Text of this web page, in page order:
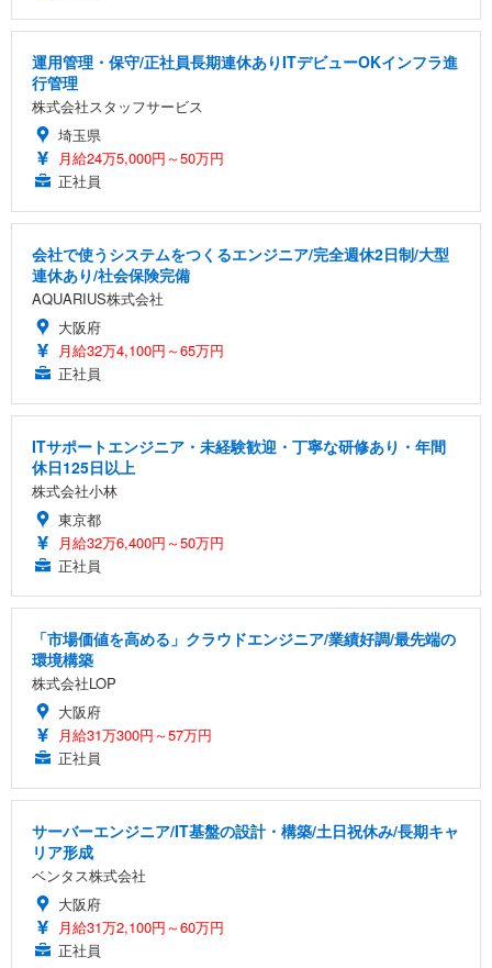
運用管理・保守/正社員長期連休ありITデビューOKインフラ進
行管理
株式会社スタッフサービス
埼玉県
月給24万5,000円～50万円
正社員
会社で使うシステムをつくるエンジニア/完全週休2日制/大型
連休あり/社会保険完備
AQUARIUS株式会社
大阪府
月給32万4,100円～65万円
正社員
ITサポートエンジニア・未経験歓迎・丁寧な研修あり・年間
休日125日以上
株式会社小林
東京都
月給32万6,400円～50万円
正社員
「市場価値を高める」クラウドエンジニア/業績好調/最先端の
環境構築
株式会社LOP
大阪府
月給31万300円～57万円
正社員
サーバーエンジニア/IT基盤の設計・構築/土日祝休み/長期キャ
リア形成
ベンタス株式会社
大阪府
月給31万2,100円～60万円
正社員